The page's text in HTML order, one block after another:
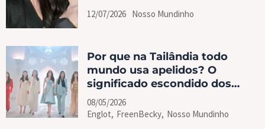
12/07/2026 Nosso Mundinho
Por que na Tailândia todo
mundo usa apelidos? O
significado escondido dos
nomes em 4 Elements
08/05/2026
Englot, FreenBecky, Nosso Mundinho